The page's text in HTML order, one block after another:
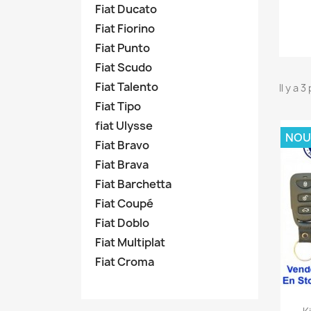
Fiat Ducato
Fiat Fiorino
Fiat Punto
Fiat Scudo
Fiat Talento
Fiat Tipo
fiat Ulysse
Fiat Bravo
Fiat Brava
Fiat Barchetta
Fiat Coupé
Fiat Doblo
Fiat Multiplat
Fiat Croma
Il y a